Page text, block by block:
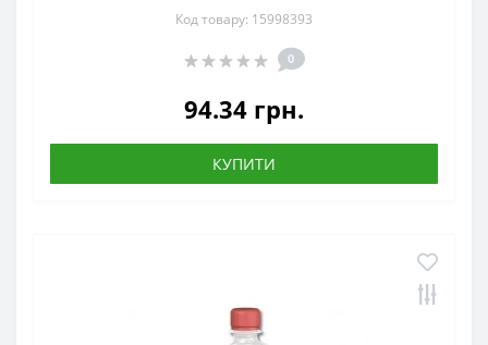
Код товару: 15998393
0
94.34 грн.
КУПИТИ